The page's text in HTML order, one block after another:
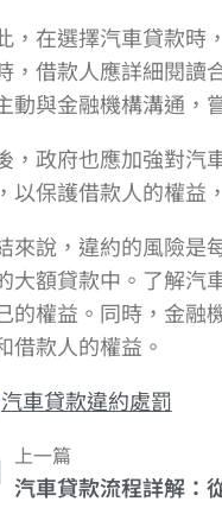
，在選擇汽車貸款時
，借款人應詳細閱讀
動與金融機構溝通，
，政府也應加強對汽
以保護借款人的權益
來說，違約的風險是
大額貸款中。了解汽
的權益。同時，金融
借款人的權益。
汽車貸款違約處罰
上一篇